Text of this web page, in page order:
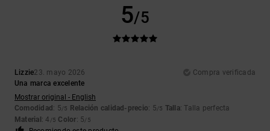
5/5
Lizzie23. mayo 2026
Compra verificada
Una marca excelente
Mostrar original - English
Comodidad: 5/5 Relación calidad-precio: 5/5 Talla: Talla perfecta
Material: 4 /5 Color: 5/5